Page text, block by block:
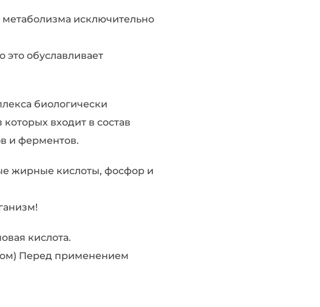
исключительно
обуславливает
биологически
входит в состав
и ферментов.
жирные кислоты, фосфор и
кислота.
Перед применением